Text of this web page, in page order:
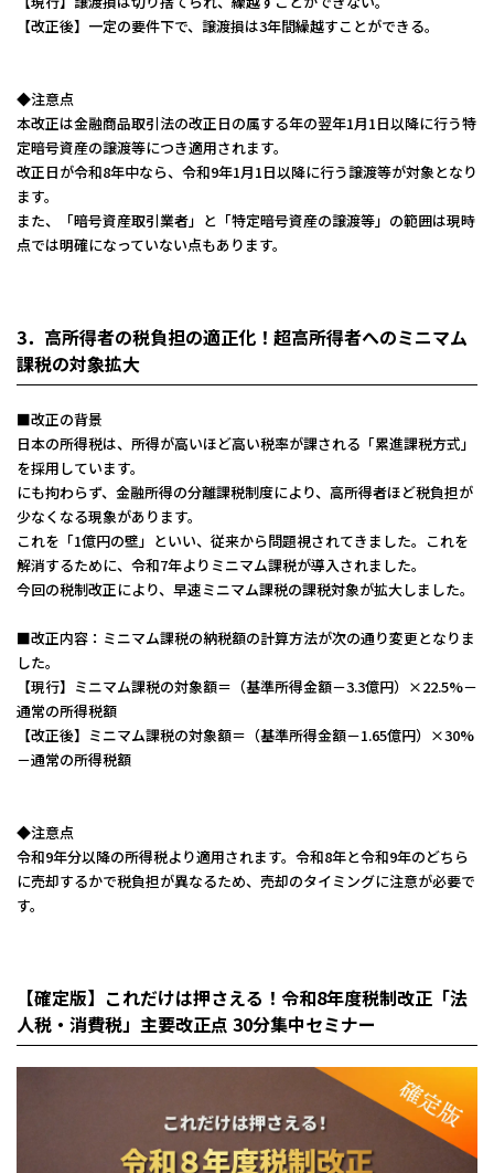
【改正後】一定の要件下で、譲渡損は3年間繰越すことができる。
◆注意点
本改正は金融商品取引法の改正日の属する年の翌年1月1日以降に行う特
定暗号資産の譲渡等につき適用されます。
改正日が令和8年中なら、令和9年1月1日以降に行う譲渡等が対象となり
ます。
また、「暗号資産取引業者」と「特定暗号資産の譲渡等」の範囲は現時
点では明確になっていない点もあります。
3．高所得者の税負担の適正化！超高所得者へのミニマム
課税の対象拡大
■改正の背景
日本の所得税は、所得が高いほど高い税率が課される「累進課税方式」
を採用しています。
にも拘わらず、金融所得の分離課税制度により、高所得者ほど税負担が
少なくなる現象があります。
これを「1億円の壁」といい、従来から問題視されてきました。これを
解消するために、令和7年よりミニマム課税が導入されました。
今回の税制改正により、早速ミニマム課税の課税対象が拡大しました。
■改正内容：ミニマム課税の納税額の計算方法が次の通り変更となりま
した。
【現行】ミニマム課税の対象額＝（基準所得金額－3.3億円）×22.5%－
通常の所得税額
【改正後】ミニマム課税の対象額＝（基準所得金額－1.65億円）×30%
－通常の所得税額
◆注意点
令和9年分以降の所得税より適用されます。令和8年と令和9年のどちら
に売却するかで税負担が異なるため、売却のタイミングに注意が必要で
す。
【確定版】これだけは押さえる！令和8年度税制改正「法
人税・消費税」主要改正点 30分集中セミナー